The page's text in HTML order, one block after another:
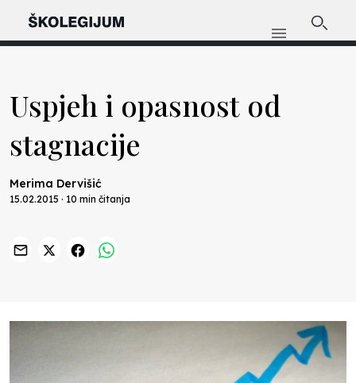
Uspjeh i opasnost od
stagnacije
Merima Dervišić
15.02.2015 · 10 min čitanja